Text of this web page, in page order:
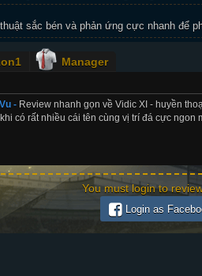
thuật sắc bén và phản ứng cực nhanh để
Manager
- Review nhanh gọn về Vidic XI - huyền
có rất nhiều cái tên cùng vị trí đá cực
You must login to
Login as